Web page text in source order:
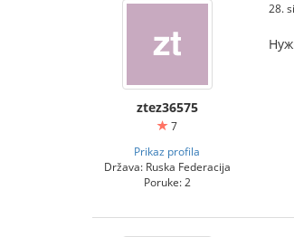
ztez36575
7
Prikaz profila
Država: Ruska Federacija
Poruke: 2
28.